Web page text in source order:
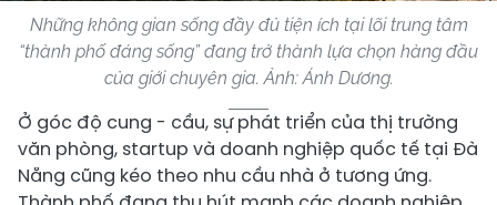
Những không gian sống đầy đủ tiện ích tại lõi trung tâm
“thành phố đáng sống” đang trở thành lựa chọn hàng đầu
của giới chuyên gia. Ảnh: Ánh Dương.
​Ở góc độ cung - cầu, sự phát triển của thị trường
văn phòng, startup và doanh nghiệp quốc tế tại Đà
Nẵng cũng kéo theo nhu cầu nhà ở tương ứng.